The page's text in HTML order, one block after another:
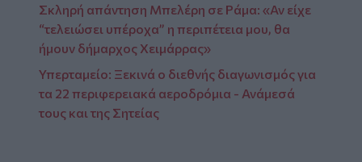
Σκληρή απάντηση Μπελέρη σε Ράμα: «Αν είχε
“τελειώσει υπέροχα” η περιπέτεια μου, θα
ήμουν δήμαρχος Χειμάρρας»
Υπερταμείο: Ξεκινά ο διεθνής διαγωνισμός για
τα 22 περιφερειακά αεροδρόμια - Ανάμεσά
τους και της Σητείας